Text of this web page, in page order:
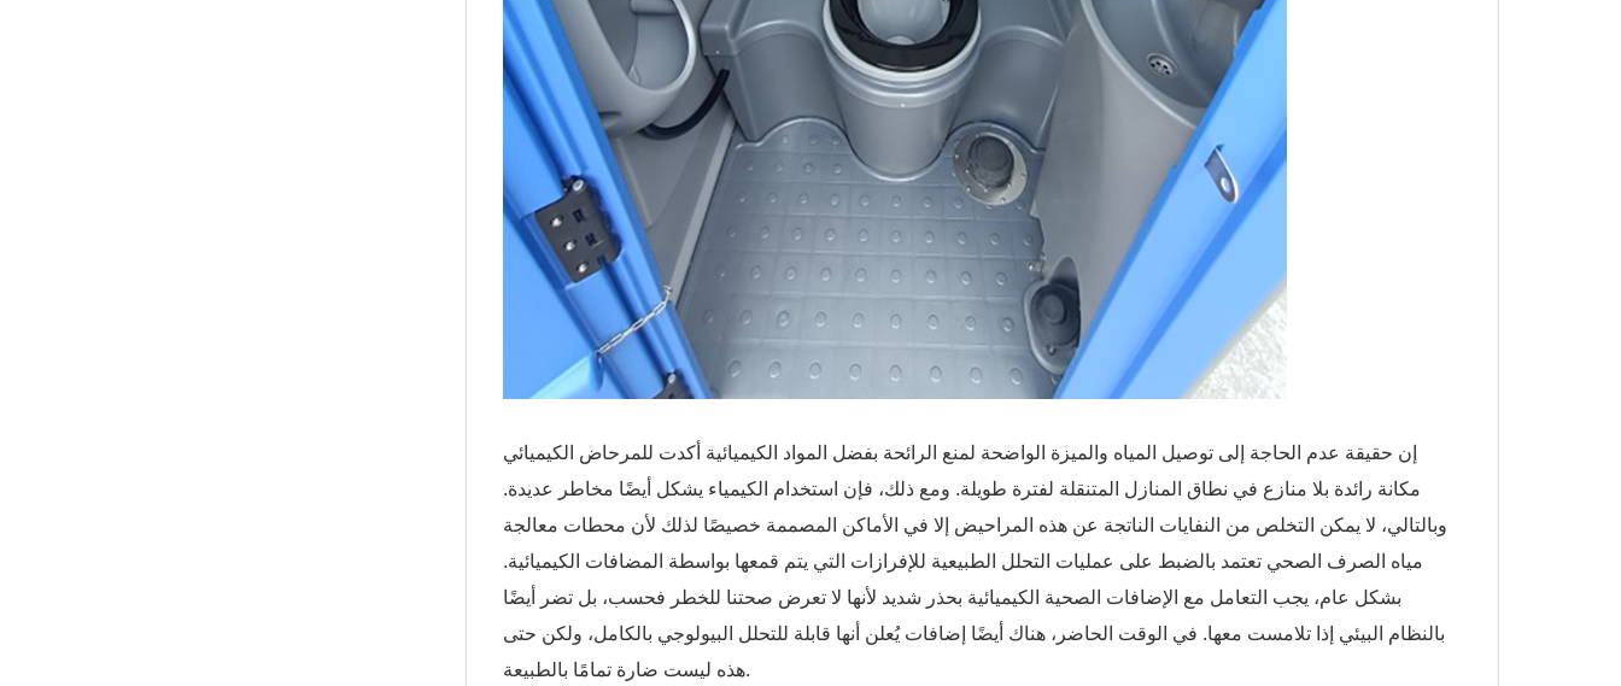
إن حقيقة عدم الحاجة إلى توصيل المياه والميزة الواضحة لمنع الرائحة بفضل المواد الكيميائية أكدت للمرحاض الكيميائي
مكانة رائدة بلا منازع في نطاق المنازل المتنقلة لفترة طويلة. ومع ذلك، فإن استخدام الكيمياء يشكل أيضًا مخاطر عديدة.
وبالتالي، لا يمكن التخلص من النفايات الناتجة عن هذه المراحيض إلا في الأماكن المصممة خصيصًا لذلك لأن محطات معالجة
مياه الصرف الصحي تعتمد بالضبط على عمليات التحلل الطبيعية للإفرازات التي يتم قمعها بواسطة المضافات الكيميائية.
بشكل عام، يجب التعامل مع الإضافات الصحية الكيميائية بحذر شديد لأنها لا تعرض صحتنا للخطر فحسب، بل تضر أيضًا
بالنظام البيئي إذا تلامست معها. في الوقت الحاضر، هناك أيضًا إضافات يُعلن أنها قابلة للتحلل البيولوجي بالكامل، ولكن حتى
هذه ليست ضارة تمامًا بالطبيعة.